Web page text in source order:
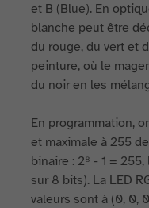
et B (Blue). En
blanche peut être
du rouge, du vert et
peinture, où le
du noir en les
En programmation,
et maximale à 255
binaire : 2⁸ - 1 =
sur 8 bits). La LED
valeurs sont à (0, 0,